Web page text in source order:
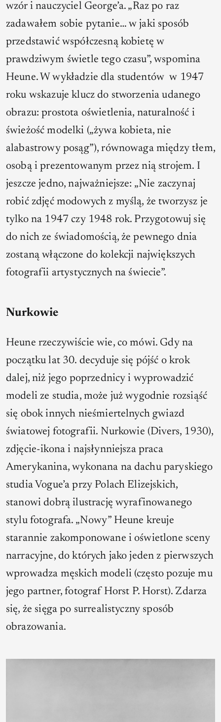
wzór i nauczyciel George’a. „Raz po raz
zadawałem sobie pytanie… w jaki sposób
przedstawić współczesną kobietę w
prawdziwym świetle tego czasu”, wspomina
Heune. W wykładzie dla studentów w 1947
roku wskazuje klucz do stworzenia udanego
obrazu: prostota oświetlenia, naturalność i
świeżość modelki („żywa kobieta, nie
alabastrowy posąg”), równowaga między tłem,
osobą i prezentowanym przez nią strojem. I
jeszcze jedno, najważniejsze: „Nie zaczynaj
robić zdjęć modowych z myślą, że tworzysz je
tylko na 1947 czy 1948 rok. Przygotowuj się
do nich ze świadomością, że pewnego dnia
zostaną włączone do kolekcji największych
fotografii artystycznych na świecie”.
Nurkowie
Heune rzeczywiście wie, co mówi. Gdy na
początku lat 30. decyduje się pójść o krok
dalej, niż jego poprzednicy i wyprowadzić
modeli ze studia, może już wygodnie rozsiąść
się obok innych nieśmiertelnych gwiazd
światowej fotografii. Nurkowie (Divers, 1930),
zdjęcie-ikona i najsłynniejsza praca
Amerykanina, wykonana na dachu paryskiego
studia Vogue’a przy Polach Elizejskich,
stanowi dobrą ilustrację wyrafinowanego
stylu fotografa. „Nowy” Heune kreuje
starannie zakomponowane i oświetlone sceny
narracyjne, do których jako jeden z pierwszych
wprowadza męskich modeli (często pozuje mu
jego partner, fotograf Horst P. Horst). Zdarza
się, że sięga po surrealistyczny sposób
obrazowania.